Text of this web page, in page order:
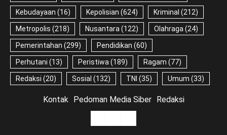
Kebudayaan (16) Kepolisian (624) Kriminal (212)
Metropolis (218) Nusantara (122) Olahraga (24)
Pemerintahan (299) Pendidikan (60)
Perhutani (13) Peristiwa (189) Ragam (77)
Redaksi (20) Sosial (132) TNI (35) Umum (33)
Kontak Pedoman Media Siber Redaksi